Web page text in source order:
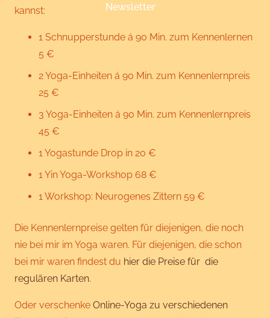
Newsletter
kannst:
1 Schnupperstunde á 90 Min. zum Kennenlernen
5 €
2 Yoga-Einheiten á 90 Min. zum Kennenlernpreis
25 €
3 Yoga-Einheiten á 90 Min. zum Kennenlernpreis
45 €
1 Yogastunde Drop in 20 €
1 Yin Yoga-Workshop 68 €
1 Workshop: Neurogenes Zittern 59 €
Die Kennenlernpreise gelten für diejenigen, die noch
nie bei mir im Yoga waren. Für diejenigen, die schon
bei mir waren findest du hier die Preise für die
regulären Karten.
Oder verschenke Online-Yoga zu verschiedenen